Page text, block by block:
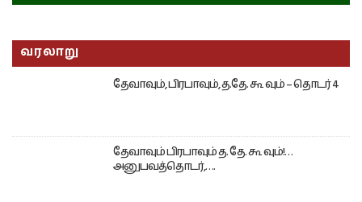
வரலாறு
தேவாவும், பிரபாவும், த.தே. கூ வும் – தொடர் 4
தேவாவும் பிரபாவும் த. தே. கூ வும்!…
அனுபவத்தொடர்,….